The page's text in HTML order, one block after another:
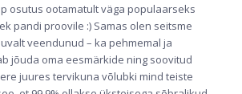
osutus ootamatult väga populaarseks
pandi proovile :) Samas olen seitsme
veendunud – ka pehmemal ja
jõuda oma eesmärkide ning soovitud
juures tervikuna võlubki mind teiste